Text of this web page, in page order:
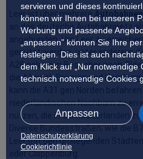
servieren und dieses
können wir Ihnen bei unseren
Werbung und passende
„anpassen” können Sie Ihre
festlegen. Dies ist auch
dem Klick auf „Nur notwendige
technisch notwendige Cookies
Anpassen
Datenschutzerklärung
Cookierichtlinie
Leer ist über mehrere
an das deutsche Autobahnnetz
angebunden. Um Leer zu
genutzt werden, unter anderem
A28 gelangen Besucher nach
die A1 nach Bremen und Hamburg
niederländischen Nachbarn zu
nutzen, die in den Niederlanden
Leer mit den umliegenden
oder Cloppenburg.